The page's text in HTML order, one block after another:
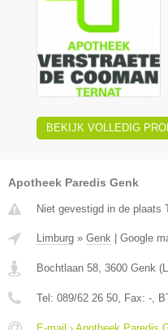
BEKIJK VOLLEDIG
Apotheek Paredis Genk
Niet gevestigd in de plaats
Limburg » Genk Google
Bochtlaan 58 3600 Genk (
Tel: 089/62 26 50 , Fax: - ,